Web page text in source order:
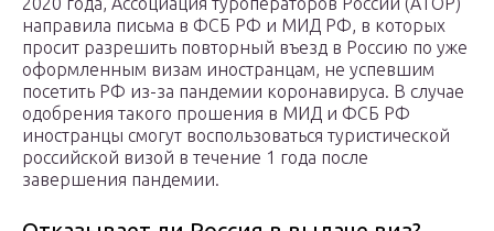
направила письма в ФСБ РФ и МИД РФ, в которых
просит разрешить повторный въезд в Россию по уже
оформленным визам иностранцам, не успевшим
посетить РФ из-за пандемии коронавируса. В случае
одобрения такого прошения в МИД и ФСБ РФ
иностранцы смогут воспользоваться туристической
российской визой в течение 1 года после
завершения пандемии.